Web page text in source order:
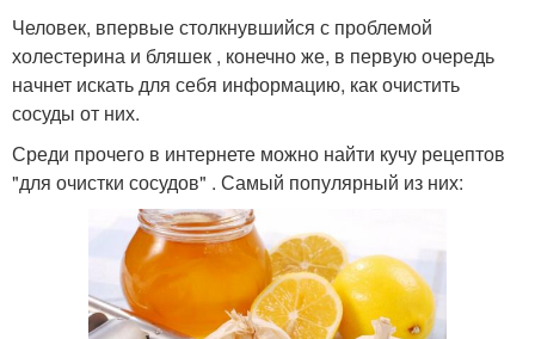
Человек, впервые столкнувшийся с проблемой
холестерина и бляшек , конечно же, в первую очередь
начнет искать для себя информацию, как очистить
сосуды от них.
Среди прочего в интернете можно найти кучу рецептов
"для очистки сосудов" . Самый популярный из них: